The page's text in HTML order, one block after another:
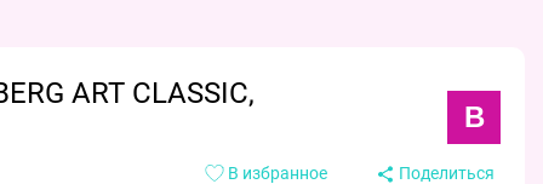
ART CLASSIC,
B
В избранное Поделиться